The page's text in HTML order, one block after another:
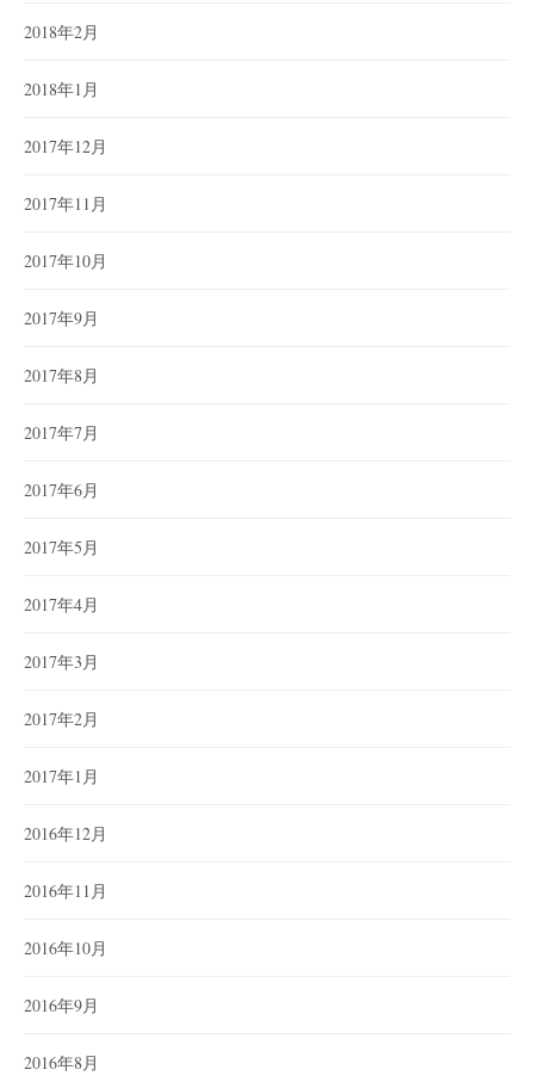
2018年2月
2018年1月
2017年12月
2017年11月
2017年10月
2017年9月
2017年8月
2017年7月
2017年6月
2017年5月
2017年4月
2017年3月
2017年2月
2017年1月
2016年12月
2016年11月
2016年10月
2016年9月
2016年8月